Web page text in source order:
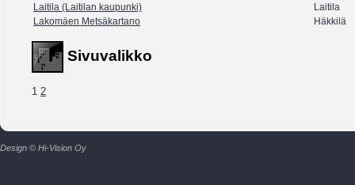
Laitila (Laitilan kaupunki)
Laitila
Lakomäen Metsäkartano
Häkkilä
Sivuvalikko
1 2
Design © Hi-Vision Oy